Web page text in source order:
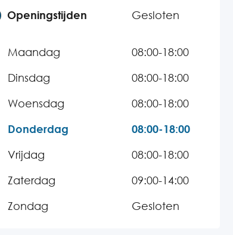
Openingstijden Gesloten
Maandag
08:00-18:00
Dinsdag
08:00-18:00
Woensdag
08:00-18:00
Donderdag
08:00-18:00
Vrijdag
08:00-18:00
Zaterdag
09:00-14:00
Zondag
Gesloten